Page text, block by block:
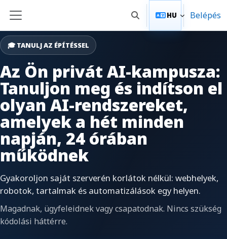
Oldalpanel Keresési bemeneti
HU Belépés
🎓 TANULJ AZ ÉPÍTÉSSEL
Az Ön privát AI-kampusza:
Tanuljon meg és indítson el
olyan AI-rendszereket,
amelyek a hét minden
napján, 24 órában
működnek
Gyakoroljon saját szerverén korlátok nélkül: webhelyek,
robotok, tartalmak és automatizálások egy helyen.
Magadnak, ügyfeleidnek vagy csapatodnak. Nincs szükség
kódolási háttérre.